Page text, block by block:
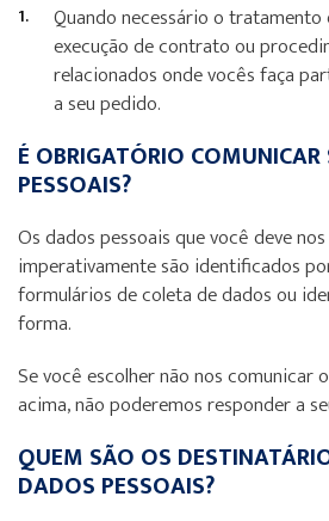
Quando necessário o
execução de contrato ou
relacionados onde vocês faça
a seu pedido.
É OBRIGATÓRIO
PESSOAIS?
Os dados pessoais que você deve
imperativamente são identificados
formulários de coleta de dados ou
forma.
Se você escolher não nos comunicar
acima, não poderemos responder a
QUEM SÃO OS
DADOS PESSOAIS?